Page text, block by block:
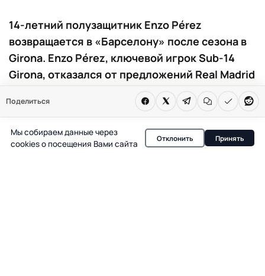
Поделиться
14-летний полузащитник Enzo Pérez
возвращается в «Барселону» после сезона в
Girona. Enzo Pérez, ключевой игрок Sub-14
Girona, отказался от предложений Real Madrid
решил вернуться в «Барселону», где уже
В юношеском футболе Каталонии развернулась
Мы собираем данные через
cookies о посещения Вами сайта
Отклонить Принять